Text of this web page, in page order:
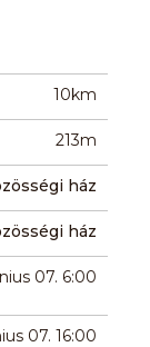
10km
213m
ház
ház
07. 6:00
07. 16:00